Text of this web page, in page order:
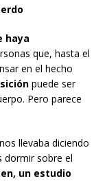
haya
que, hasta el
en el hecho
puede ser
Pero parece
llevaba diciendo
dormir sobre el
un estudio